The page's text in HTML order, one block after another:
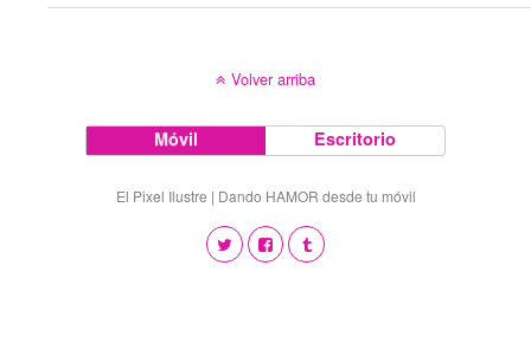
Volver arriba
Móvil Escritorio
El Pixel Ilustre | Dando HAMOR desde tu móvil